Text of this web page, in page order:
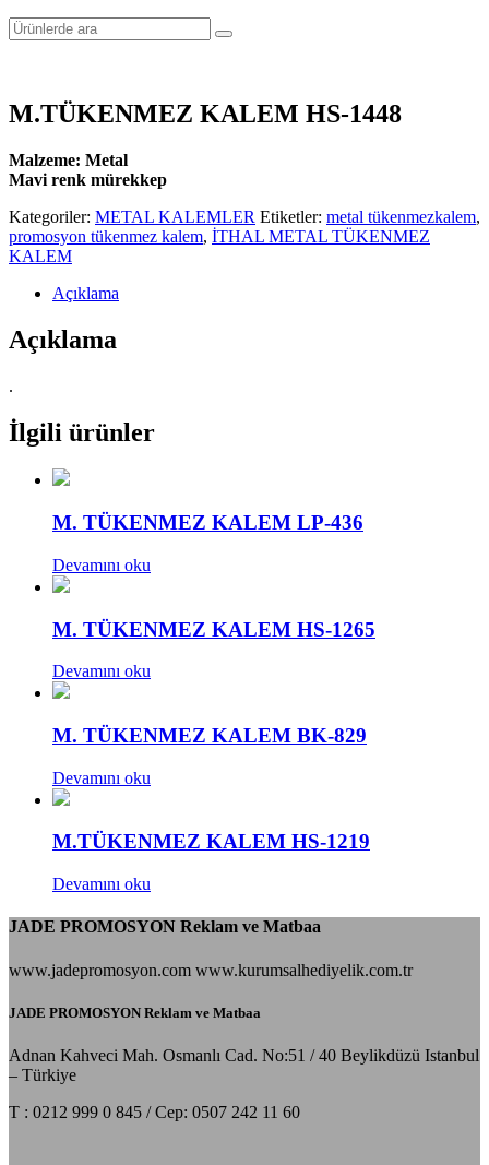
M.TÜKENMEZ KALEM HS-1448
Malzeme: Metal
Mavi renk mürekkep
Kategoriler: METAL KALEMLER Etiketler: metal tükenmezkalem,
promosyon tükenmez kalem, İTHAL METAL TÜKENMEZ
KALEM
Açıklama
Açıklama
.
İlgili ürünler
M. TÜKENMEZ KALEM LP-436
Devamını oku
M. TÜKENMEZ KALEM HS-1265
Devamını oku
M. TÜKENMEZ KALEM BK-829
Devamını oku
M.TÜKENMEZ KALEM HS-1219
Devamını oku
JADE PROMOSYON Reklam ve Matbaa
www.jadepromosyon.com www.kurumsalhediyelik.com.tr
JADE PROMOSYON Reklam ve Matbaa
Adnan Kahveci Mah. Osmanlı Cad. No:51 / 40 Beylikdüzü Istanbul
– Türkiye
T : 0212 999 0 845 / Cep: 0507 242 11 60